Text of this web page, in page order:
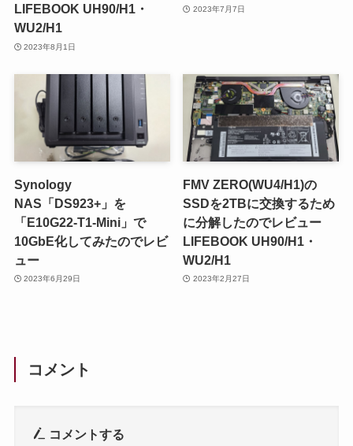
LIFEBOOK UH90/H1・
WU2/H1
2023年8月1日
2023年7月7日
Synology
NAS「DS923+」を
「E10G22-T1-Mini」で
10GbE化してみたのでレビ
ュー
2023年6月29日
FMV ZERO(WU4/H1)の
SSDを2TBに交換するため
に分解したのでレビュー
LIFEBOOK UH90/H1・
WU2/H1
2023年2月27日
コメント
コメントする